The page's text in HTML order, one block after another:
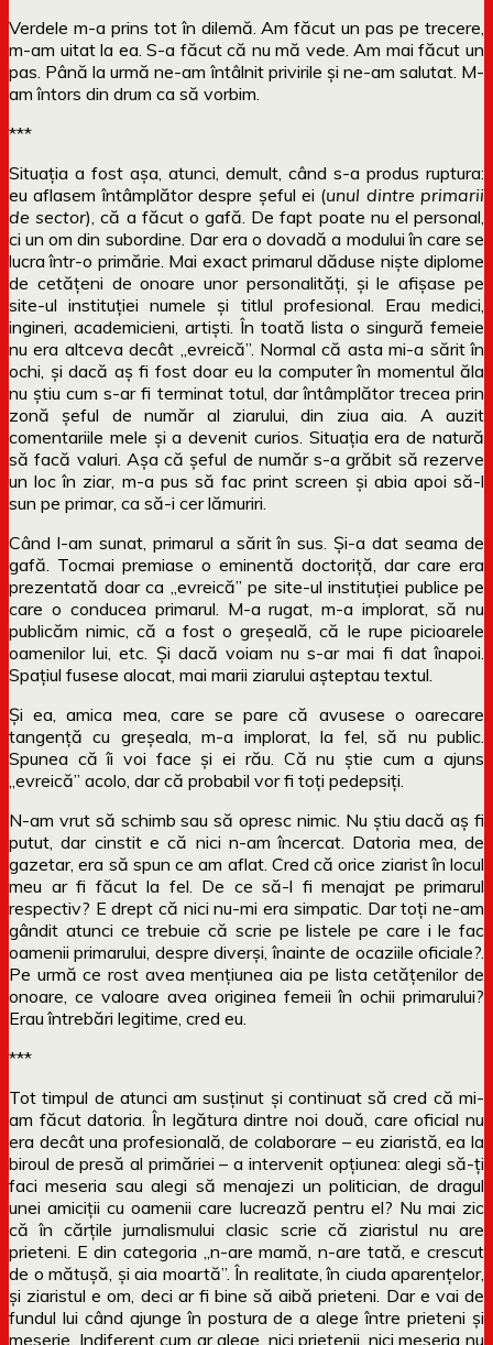
Verdele m-a prins tot în dilemă. Am făcut un pas pe trecere,
m-am uitat la ea. S-a făcut că nu mă vede. Am mai făcut un
pas. Până la urmă ne-am întâlnit privirile și ne-am salutat. M-
am întors din drum ca să vorbim.
***
Situația a fost așa, atunci, demult, când s-a produs ruptura:
eu aflasem întâmplător despre șeful ei (unul dintre primarii
de sector), că a făcut o gafă. De fapt poate nu el personal,
ci un om din subordine. Dar era o dovadă a modului în care se
lucra într-o primărie. Mai exact primarul dăduse niște diplome
de cetățeni de onoare unor personalități, și le afișase pe
site-ul instituției numele și titlul profesional. Erau medici,
ingineri, academicieni, artiști. În toată lista o singură femeie
nu era altceva decât „evreică”. Normal că asta mi-a sărit în
ochi, și dacă aș fi fost doar eu la computer în momentul ăla
nu știu cum s-ar fi terminat totul, dar întâmplător trecea prin
zonă șeful de număr al ziarului, din ziua aia. A auzit
comentariile mele și a devenit curios. Situația era de natură
să facă valuri. Așa că șeful de număr s-a grăbit să rezerve
un loc în ziar, m-a pus să fac print screen și abia apoi să-l
sun pe primar, ca să-i cer lămuriri.
Când l-am sunat, primarul a sărit în sus. Și-a dat seama de
gafă. Tocmai premiase o eminentă doctoriță, dar care era
prezentată doar ca „evreică” pe site-ul instituției publice pe
care o conducea primarul. M-a rugat, m-a implorat, să nu
publicăm nimic, că a fost o greșeală, că le rupe picioarele
oamenilor lui, etc. Și dacă voiam nu s-ar mai fi dat înapoi.
Spațiul fusese alocat, mai marii ziarului așteptau textul.
Și ea, amica mea, care se pare că avusese o oarecare
tangență cu greșeala, m-a implorat, la fel, să nu public.
Spunea că îi voi face și ei rău. Că nu știe cum a ajuns
„evreică” acolo, dar că probabil vor fi toți pedepsiți.
N-am vrut să schimb sau să opresc nimic. Nu știu dacă aș fi
putut, dar cinstit e că nici n-am încercat. Datoria mea, de
gazetar, era să spun ce am aflat. Cred că orice ziarist în locul
meu ar fi făcut la fel. De ce să-l fi menajat pe primarul
respectiv? E drept că nici nu-mi era simpatic. Dar toți ne-am
gândit atunci ce trebuie că scrie pe listele pe care i le fac
oamenii primarului, despre diverși, înainte de ocaziile oficiale?.
Pe urmă ce rost avea mențiunea aia pe lista cetățenilor de
onoare, ce valoare avea originea femeii în ochii primarului?
Erau întrebări legitime, cred eu.
***
Tot timpul de atunci am susținut și continuat să cred că mi-
am făcut datoria. În legătura dintre noi două, care oficial nu
era decât una profesională, de colaborare – eu ziaristă, ea la
biroul de presă al primăriei – a intervenit opțiunea: alegi să-ți
faci meseria sau alegi să menajezi un politician, de dragul
unei amiciții cu oamenii care lucrează pentru el? Nu mai zic
că în cărțile jurnalismului clasic scrie că ziaristul nu are
prieteni. E din categoria „n-are mamă, n-are tată, e crescut
de o mătușă, și aia moartă”. În realitate, în ciuda aparențelor,
și ziaristul e om, deci ar fi bine să aibă prieteni. Dar e vai de
fundul lui când ajunge în postura de a alege între prieteni și
meserie. Indiferent cum ar alege, nici prietenii, nici meseria nu